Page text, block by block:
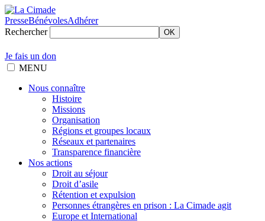
PresseBénévolesAdhérer
Rechercher
OK
Je fais un don
MENU
Nous connaître
Histoire
Missions
Organisation
Régions et groupes locaux
Réseaux et partenaires
Transparence financière
Nos actions
Droit au séjour
Droit d’asile
Rétention et expulsion
Personnes étrangères en prison : La Cimade agit
Europe et International